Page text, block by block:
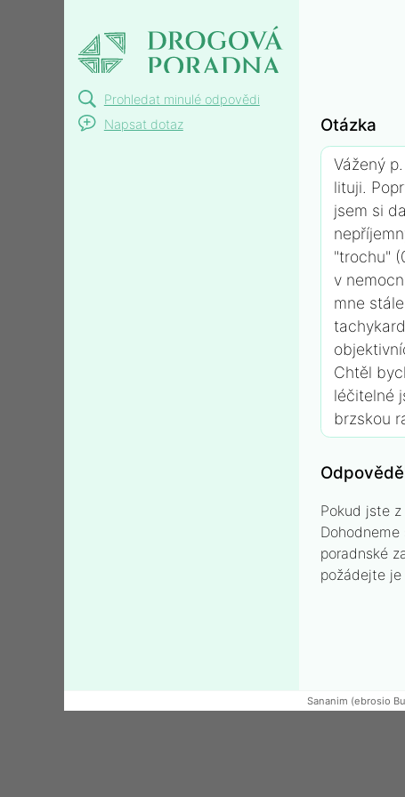
Prohledat minulé odpovědi
Napsat dotaz
Otázka
Vážený
lituji.
jsem si
"trochu"
v
mne
Chtěl
léčitelné
brzskou
Pokud jste
poradnské
požádejte
Sananim (ebrosio